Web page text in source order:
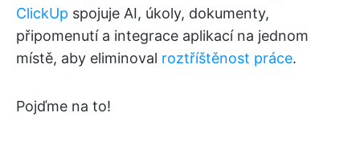
ClickUp spojuje AI, úkoly, dokumenty,
připomenutí a integrace aplikací na jednom
místě, aby eliminoval roztříštěnost práce.
Pojďme na to!